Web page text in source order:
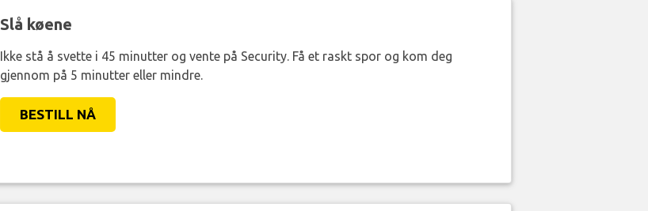
Slå køene
Ikke stå å svette i 45 minutter og vente på Security. Få et raskt spor og kom deg
gjennom på 5 minutter eller mindre.
BESTILL NÅ